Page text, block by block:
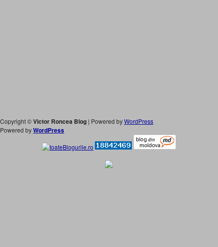
Copyright ©Victor Roncea Blog | Powered byWordPress
Powered byWordPress